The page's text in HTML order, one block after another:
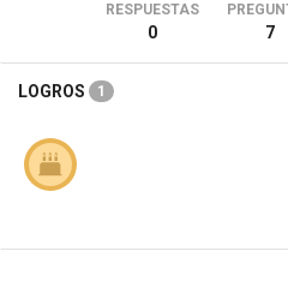
RESPUESTAS
0 7
LOGROS 1